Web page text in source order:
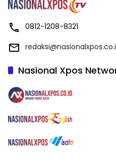
0812-1208-8321
Nasional Xpos